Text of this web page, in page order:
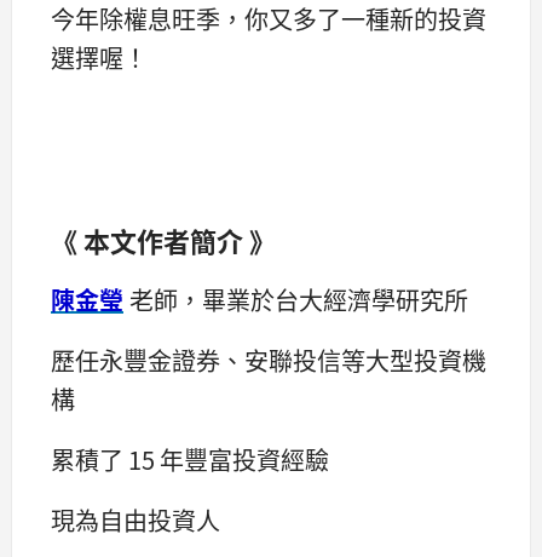
今年除權息旺季，你又多了一種新的投資
選擇喔！
《 本文作者簡介 》
陳金瑩 老師，畢業於台大經濟學研究所
歷任永豐金證券、安聯投信等大型投資機
構
累積了 15 年豐富投資經驗
現為自由投資人